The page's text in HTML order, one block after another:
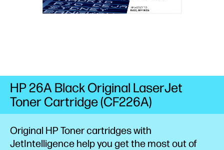
Original HP Toner cartridges with
JetIntelligence help you get the most out of
HP 26A Black Original LaserJet
Toner Cartridge (CF226A)